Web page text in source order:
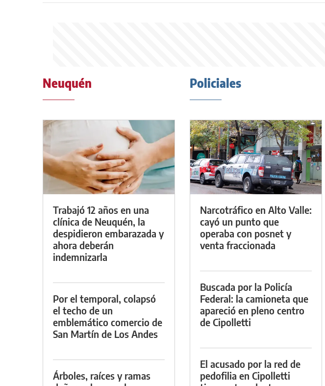
Neuquén
Trabajó 12 años en una
clínica de Neuquén, la
despidieron embarazada y
ahora deberán
indemnizarla
Por el temporal, colapsó
el techo de un
emblemático comercio de
San Martín de Los Andes
Árboles, raíces y ramas
Policiales
Narcotráfico en Alto Valle:
cayó un punto que
operaba con posnet y
venta fraccionada
Buscada por la Policía
Federal: la camioneta que
apareció en pleno centro
de Cipolletti
El acusado por la red de
pedofilia en Cipolletti